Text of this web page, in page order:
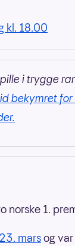
kl. 18.00
i trygge
bekymret
norske 1.
marsog